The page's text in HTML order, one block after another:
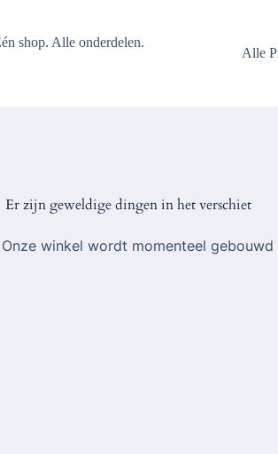
shop. Alle onderdelen.
Alle
Er zijn geweldige dingen in het verschiet
winkel wordt momenteel